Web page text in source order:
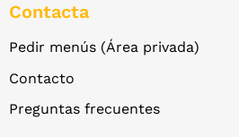
Contacta
Pedir menús (Área privada)
Contacto
Preguntas frecuentes